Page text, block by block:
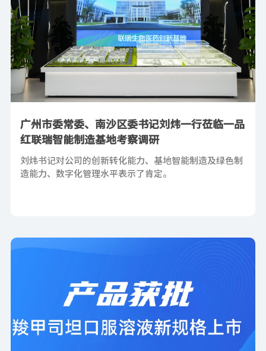
广州市委常委、南沙区委书记刘炜一行莅临一品
红联瑞智能制造基地考察调研
刘炜书记对公司的创新转化能力、基地智能制造及绿色制
造能力、数字化管理水平表示了肯定。